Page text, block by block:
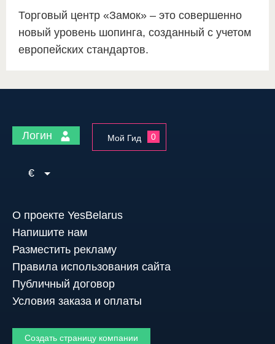
Торговый центр «Замок» – это совершенно
новый уровень шопинга, созданный с учетом
европейских стандартов.
Логин Мой Гид 0
€
О проекте YesBelarus
Напишите нам
Разместить рекламу
Правила использования сайта
Публичный договор
Условия заказа и оплаты
Создать страницу компании